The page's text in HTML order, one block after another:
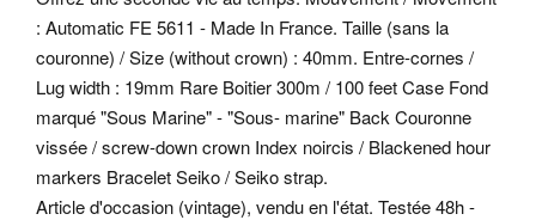
: Automatic FE 5611 - Made In France. Taille (sans la
couronne) / Size (without crown) : 40mm. Entre-cornes /
Lug width : 19mm Rare Boitier 300m / 100 feet Case Fond
marqué "Sous Marine" - "Sous- marine" Back Couronne
vissée / screw-down crown Index noircis / Blackened hour
markers Bracelet Seiko / Seiko strap.
Article d'occasion (vintage), vendu en l'état. Testée 48h -